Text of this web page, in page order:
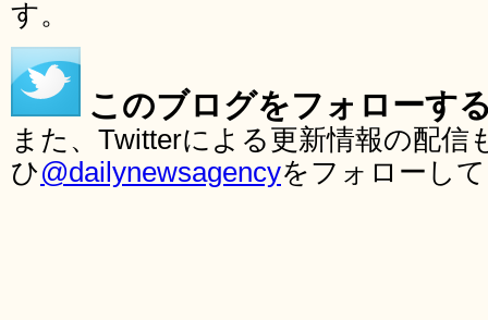
す。
このブログをフォローす
また、Twitterによる更新情報の配
ひ@dailynewsagencyをフォローし